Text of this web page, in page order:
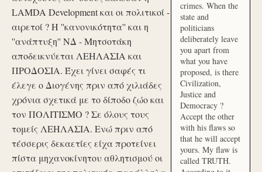
LAMDA Development και οι πολιτικοί -
αιρετοί ? Η ''κανονικότητα'' και η
''ανάπτυξη'' ΝΔ - Μητσοτάκη
αποδεικνύεται ΛΕΗΛΑΣΙΑ και
ΠΡΟΔΟΣΙΑ. Έχει γίνει σαφές τι
έλεγε ο Διογένης πριν από χιλιάδες
χρόνια σχετικά με το δίποδο ζώο και
τον ΠΟΛΙΤΙΣΜΟ ? Σε όλους τους
τομείς ΛΕΗΛΑΣΙΑ. Ενώ πριν από
τέσσερις δεκαετίες είχα προτείνει
πίστα μηχανοκίνητου αθλητισμού οι
crimes. When the
state and
politicians
deliberately leave
you apart from
what you have
proposed, is there
Civilization,
Justice and
Democracy ?
Accept the other
with his flaws so
that he will accept
yours. My flaw is
called TRUTH.